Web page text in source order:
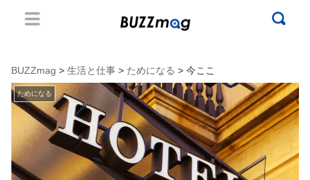
BUZZmag > 生活と仕事 > ためになる > 今ここ
ためになる